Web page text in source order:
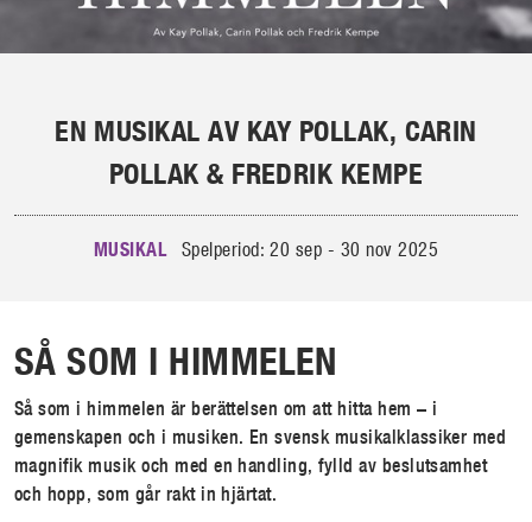
EN MUSIKAL AV KAY POLLAK, CARIN
POLLAK & FREDRIK KEMPE
MUSIKAL Spelperiod: 20 sep - 30 nov 2025
SÅ SOM I HIMMELEN
Så som i himmelen är berättelsen om att hitta hem – i
gemenskapen och i musiken. En svensk musikalklassiker med
magnifik musik och med en handling, fylld av beslutsamhet
och hopp, som går rakt in hjärtat.